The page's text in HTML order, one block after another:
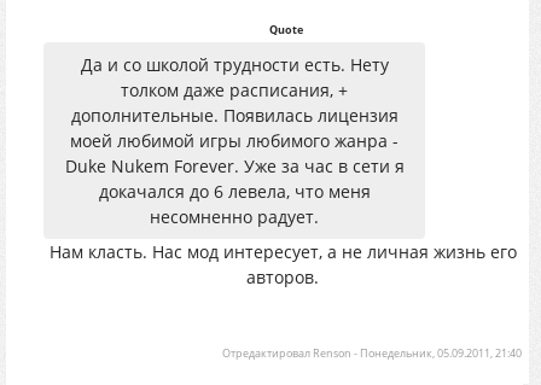
Quote
Да и со школой трудности есть. Нету
толком даже расписания, +
дополнительные. Появилась лицензия
моей любимой игры любимого жанра -
Duke Nukem Forever. Уже за час в сети я
докачался до 6 левела, что меня
несомненно радует.
Нам класть. Нас мод интересует, а не личная жизнь его
авторов.
Отредактировал Renson - Понедельник, 05.09.2011, 21:40